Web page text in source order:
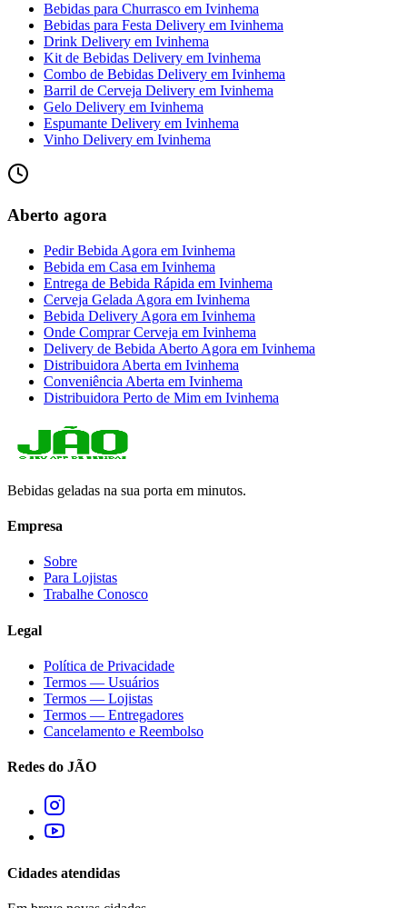
Bebidas para Churrasco em Ivinhema
Bebidas para Festa Delivery em Ivinhema
Drink Delivery em Ivinhema
Kit de Bebidas Delivery em Ivinhema
Combo de Bebidas Delivery em Ivinhema
Barril de Cerveja Delivery em Ivinhema
Gelo Delivery em Ivinhema
Espumante Delivery em Ivinhema
Vinho Delivery em Ivinhema
Aberto agora
Pedir Bebida Agora em Ivinhema
Bebida em Casa em Ivinhema
Entrega de Bebida Rápida em Ivinhema
Cerveja Gelada Agora em Ivinhema
Bebida Delivery Agora em Ivinhema
Onde Comprar Cerveja em Ivinhema
Delivery de Bebida Aberto Agora em Ivinhema
Distribuidora Aberta em Ivinhema
Conveniência Aberta em Ivinhema
Distribuidora Perto de Mim em Ivinhema
Bebidas geladas na sua porta em minutos.
Empresa
Sobre
Para Lojistas
Trabalhe Conosco
Legal
Política de Privacidade
Termos — Usuários
Termos — Lojistas
Termos — Entregadores
Cancelamento e Reembolso
Redes do JÃO
Cidades atendidas